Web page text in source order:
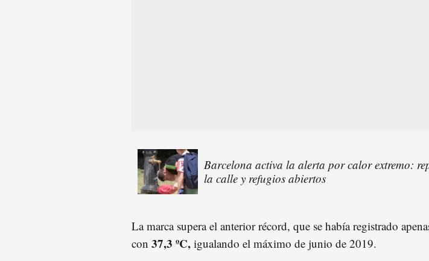
Barcelona activa la alerta por calor extremo:
la calle y refugios abiertos
La marca supera el anterior récord, que se había registrado
con 37,3 ºC, igualando el máximo de junio de 2019.